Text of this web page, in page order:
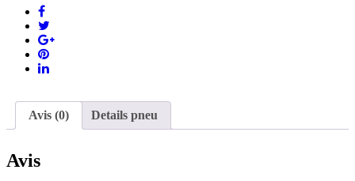
TERRAIN
265/70
R16
116T
Avis (0) Details pneu
Avis